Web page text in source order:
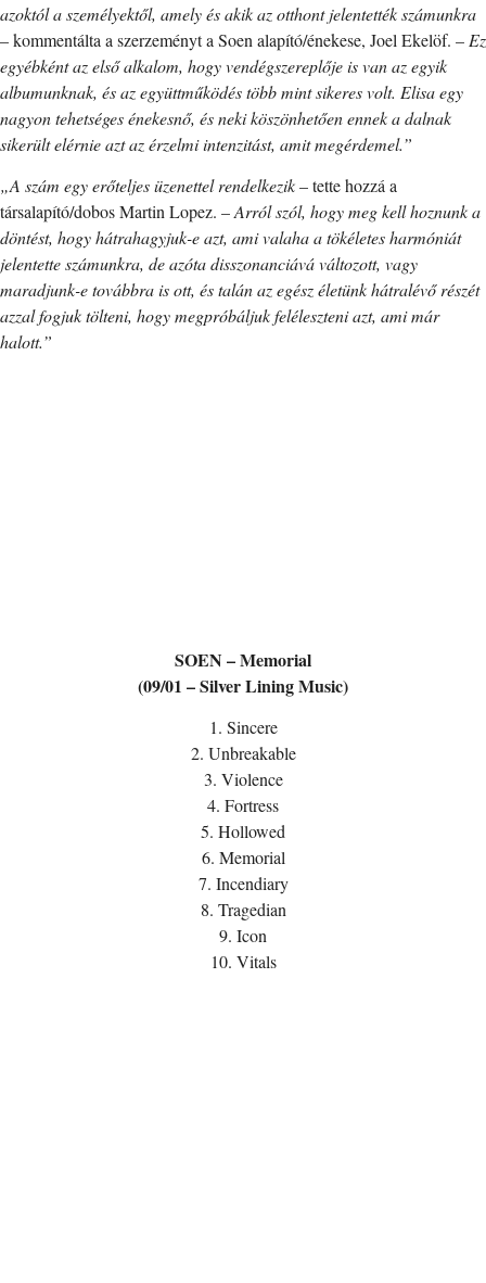
azoktól a személyektől, amely és akik az otthont jelentették számunkra
– kommentálta a szerzeményt a Soen alapító/énekese, Joel Ekelöf. – Ez
egyébként az első alkalom, hogy vendégszereplője is van az egyik
albumunknak, és az együttműködés több mint sikeres volt. Elisa egy
nagyon tehetséges énekesnő, és neki köszönhetően ennek a dalnak
sikerült elérnie azt az érzelmi intenzitást, amit megérdemel.”
„A szám egy erőteljes üzenettel rendelkezik– tette hozzá a
társalapító/dobos Martin Lopez. –Arról szól, hogy meg kell hoznunk a
döntést, hogy hátrahagyjuk-e azt, ami valaha a tökéletes harmóniát
jelentette számunkra, de azóta disszonanciává változott, vagy
maradjunk-e továbbra is ott, és talán az egész életünk hátralévő részét
azzal fogjuk tölteni, hogy megpróbáljuk feléleszteni azt, ami már
halott.”
SOEN – Memorial
(09/01 – Silver Lining Music)
1. Sincere
2. Unbreakable
3. Violence
4. Fortress
5. Hollowed
6. Memorial
7. Incendiary
8. Tragedian
9. Icon
10. Vitals